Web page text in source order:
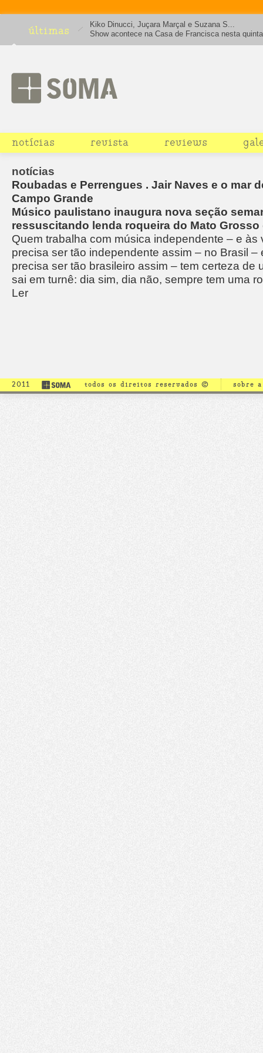
últimas
Kiko Dinucci, Juçara Marçal e Suzana S...
Show acontece na Casa de Francisca nesta
(22) a partir das 21h30
notícias revista reviews
notícias
Roubadas e Perrengues . Jair Naves e o mar
Campo Grande
Músico paulistano inaugura nova seção
ressuscitando lenda roqueira do Mato Grosso
Quem trabalha com música independente – e às
precisa ser tão independente assim – no Brasil –
precisa ser tão brasileiro assim – tem certeza de
sai em turnê: dia sim, dia não, sempre tem uma
Ler
2011 todos os direitos reservados © sobre